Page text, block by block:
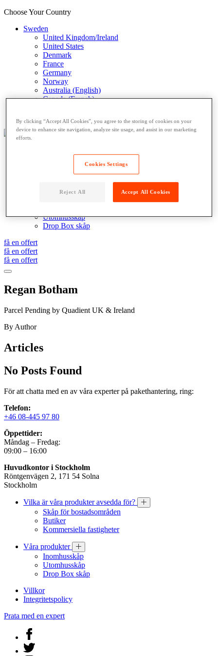
Choose Your Country
Sweden
United Kingdom/Ireland
United States
Denmark
France
Germany
Norway
Australia (English)
Canada (French)
Vilka är våra produkter avsedda för?
Skåp för bostadsområden
Kommersiella fastigheter
Utomhusskåp
Drop Box skåp
få en offert
få en offert
få en offert
Regan Botham
Parcel Pending by Quadient UK & Ireland
By Author
Articles
No Posts Found
För att chatta med en av våra experter på pakethantering, ring:
Telefon:
+46 08-445 97 80
Öppettider:
Måndag – Fredag:
09:00 – 16:00
Huvudkontor i Stockholm
Röntgenvägen 2, 171 54 Solna
Stockholm
Vilka är våra produkter avsedda för?
Skåp för bostadsområden
Butiker
Kommersiella fastigheter
Våra produkter
Inomhusskåp
Utomhusskåp
Drop Box skåp
Villkor
Integritetspolicy
Prata med en expert
By clicking “Accept All Cookies”, you agree to the storing of cookies on your
device to enhance site navigation, analyze site usage, and assist in our marketing
efforts.
Cookies Settings
Reject All Accept All Cookies